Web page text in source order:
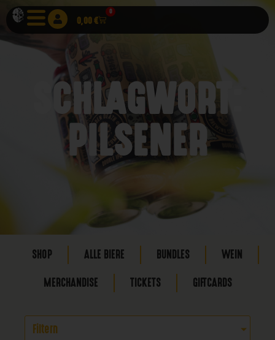
0,00€
0
SCHLAGWORT:
PILSENER
SHOP ALLE BIERE BUNDLES WEIN
MERCHANDISE TICKETS GIFTCARDS
Filtern